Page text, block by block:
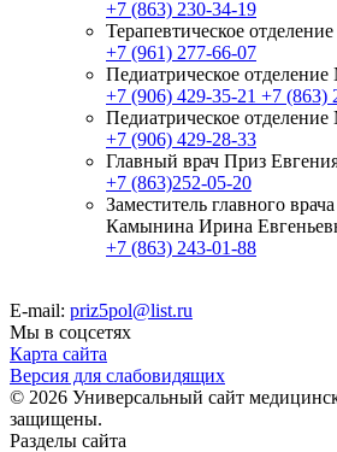
+7 (863) 230-34-19
Терапевтическое
+7 (961) 277-66-07
Педиатрическое отделение
+7 (906) 429-35-21 +7 (863)
Педиатрическое
+7 (906) 429-28-33
Главный врач Приз
+7 (863)252-05-20
Заместитель главного
Камынина Ирина
+7 (863) 243-01-88
E-mail: priz5pol@list.ru
Мы в соцсетях
Карта сайта
Версия для слабовидящих
© 2026 Универсальный сайт
защищены.
Разделы сайта